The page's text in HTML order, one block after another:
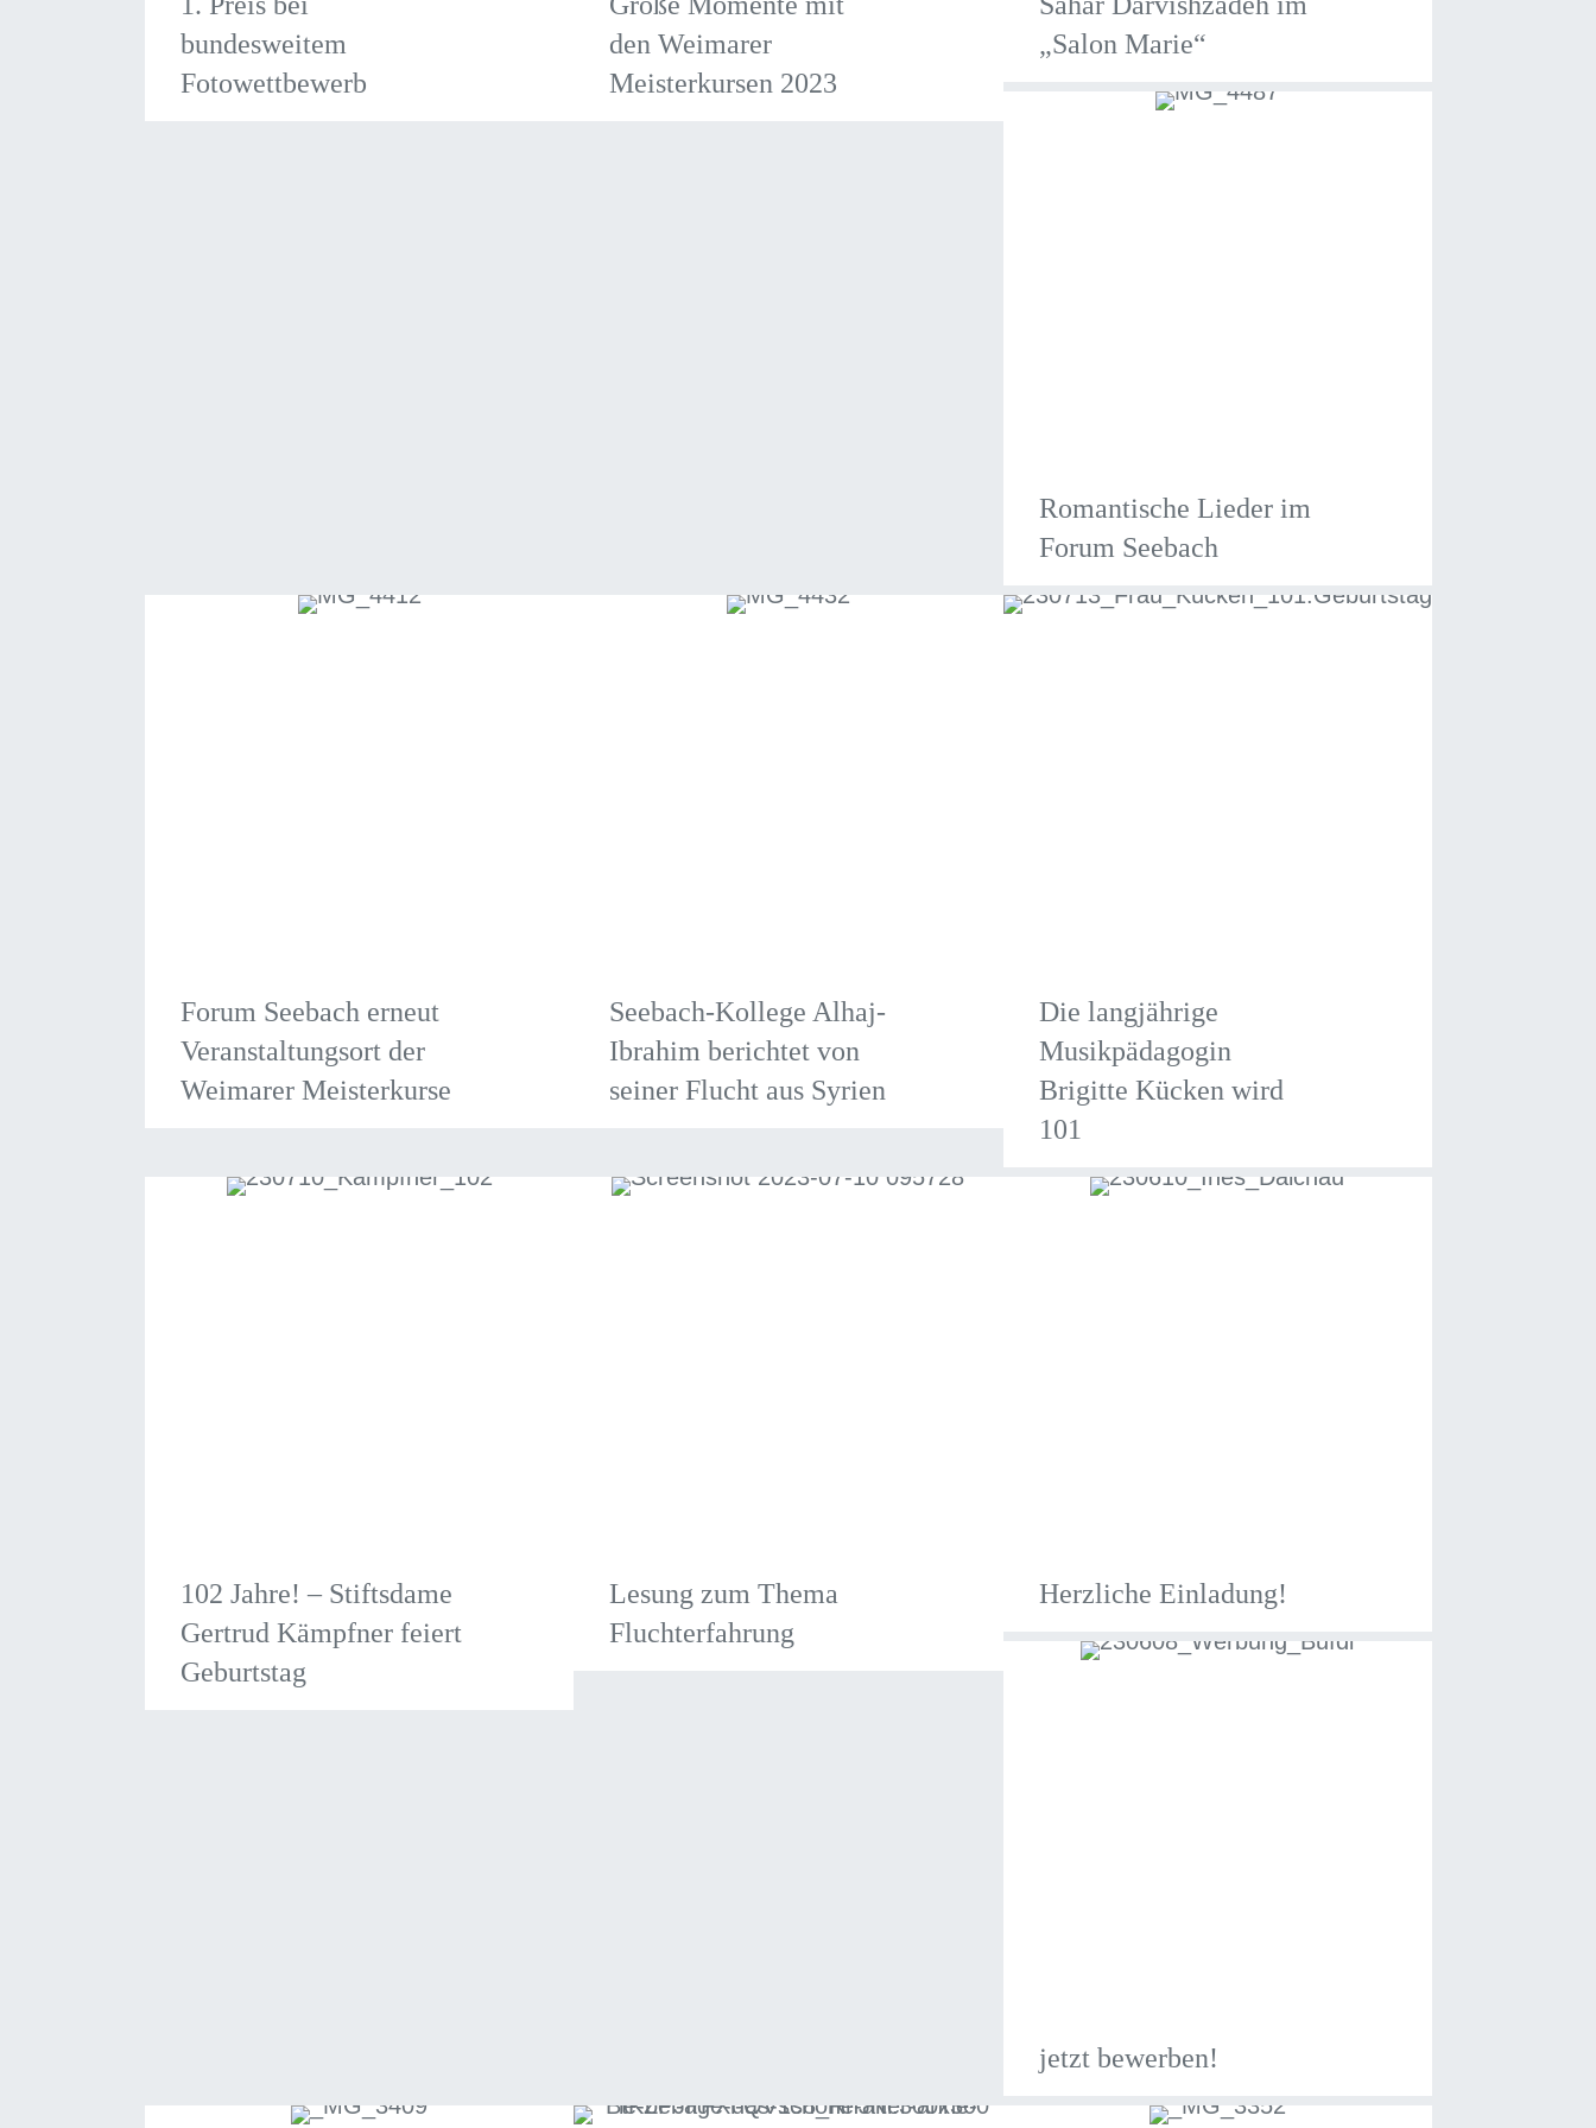
bundesweitem
Fotowettbewerb
den Weimarer
Meisterkursen 2023
„Salon Marie“
Romantische Lieder im
Forum Seebach
Forum Seebach erneut
Veranstaltungsort der
Weimarer Meisterkurse
Seebach-Kollege Alhaj-
Ibrahim berichtet von
seiner Flucht aus Syrien
Die langjährige
Musikpädagogin
Brigitte Kücken wird
101
102 Jahre! – Stiftsdame
Gertrud Kämpfner feiert
Geburtstag
Lesung zum Thema
Fluchterfahrung
Herzliche Einladung!
jetzt bewerben!